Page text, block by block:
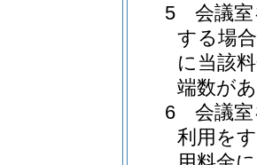
5 会議室
する場
に当該
端数が
6 会議室
利用を